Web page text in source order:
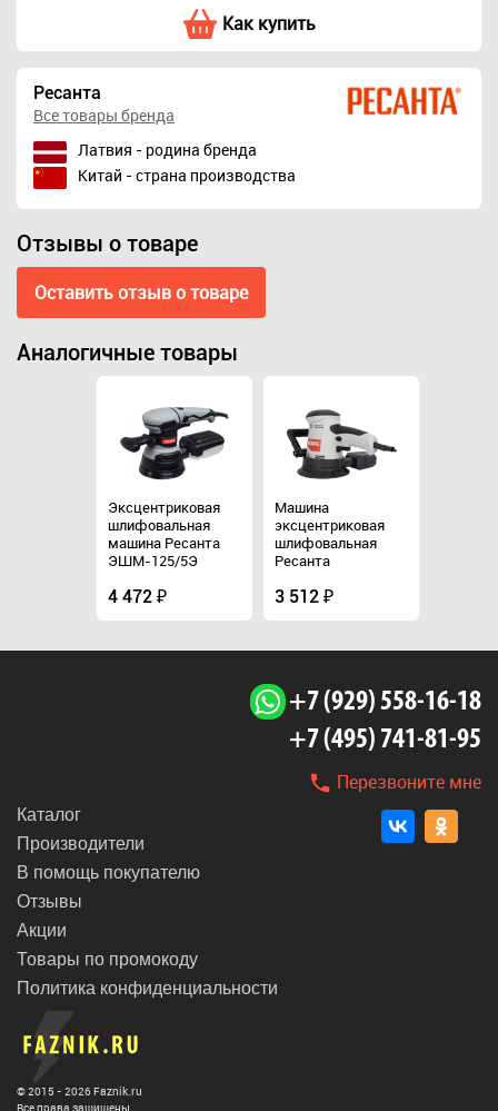
Как купить
Ресанта
Все товары бренда
Латвия - родина бренда
Китай - страна производства
Отзывы о товаре
Оставить отзыв о товаре
Аналогичные товары
Эксцентриковая
шлифовальная
машина Ресанта
ЭШМ-125/5Э
4 472 ₽
Машина
эксцентриковая
шлифовальная
Ресанта
3 512 ₽
+7 (929) 558-16-18
+7 (495) 741-81-95
Перезвоните мне
Каталог
Производители
В помощь покупателю
Отзывы
Акции
Товары по промокоду
Политика конфиденциальности
© 2015 - 2026 Faznik.ru
Все права защищены.